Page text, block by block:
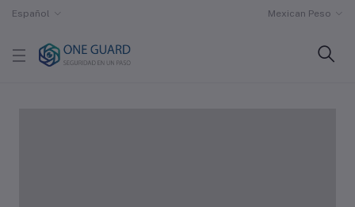
Español Mexican Peso